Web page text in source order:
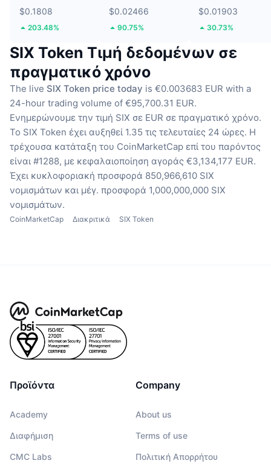
$0.1808
203.48%
$0.02466
90.75%
$0.01903
30.73%
SIX Token Τιμή δεδομένων σε
πραγματικό χρόνο
The live SIX Token price today is €0.003683 EUR with a
24-hour trading volume of €95,700.31 EUR.
Ενημερώνουμε την τιμή SIX σε EUR σε πραγματικό χρόνο.
Το SIX Token έχει αυξηθεί 1.35 τις τελευταίες 24 ώρες. Η
τρέχουσα κατάταξη του CoinMarketCap επί του παρόντος
είναι #1288, με κεφαλαιοποίηση αγοράς €3,134,177 EUR.
Έχει κυκλοφοριακή προσφορά 850,966,610 SIX
νομισμάτων και μέγ. προσφορά 1,000,000,000 SIX
νομισμάτων.
CoinMarketCap Διακριτικά SIX Token
Προϊόντα
Academy
Διαφήμιση
CMC Labs
Company
About us
Terms of use
Πολιτική Απορρήτου